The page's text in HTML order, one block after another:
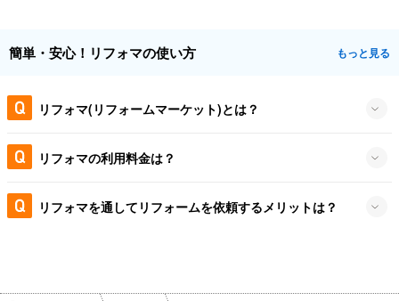
簡単・安心！リフォマの使い方 もっと見る
リフォマ(リフォームマーケット)とは？
リフォマの利用料金は？
リフォマを通してリフォームを依頼するメリットは？